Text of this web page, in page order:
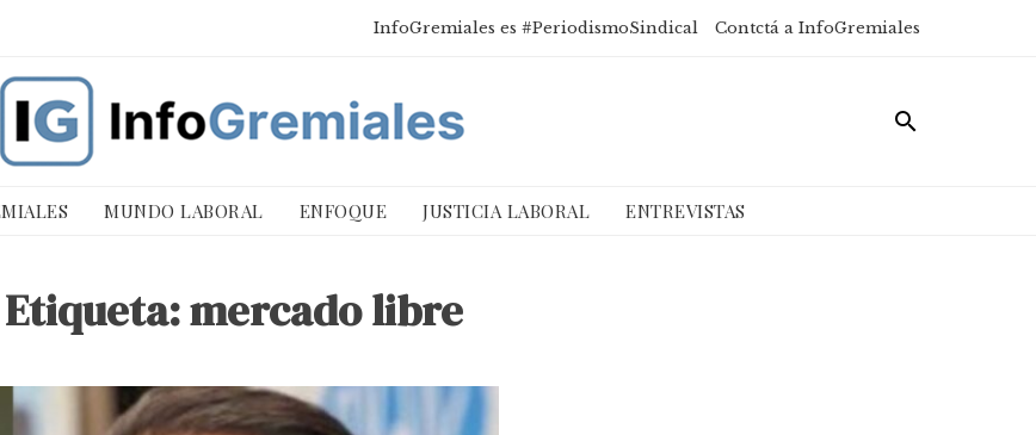
InfoGremiales es #PeriodismoSindical Contctá a InfoGremiales
MUNDO LABORAL ENFOQUE JUSTICIA LABORAL ENTREVISTAS
Etiqueta:mercado libre